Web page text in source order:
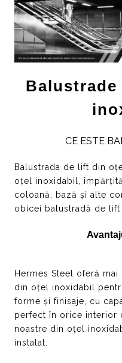
Din
CE ESTE
Balustrada de lift din
oțel inoxidabil,
coloană, bază și alte
obicei balustradă de
Hermes Steel oferă
din oțel inoxidabil
forme și finisaje, cu
perfect în orice interior
noastre din oțel
instalat.